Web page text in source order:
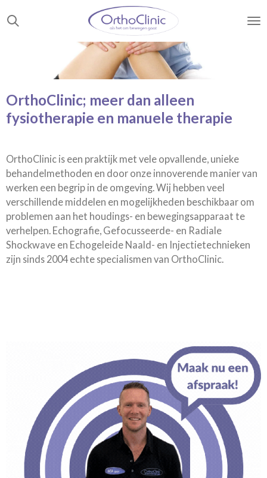
Ga
direct
hoofdinhoud
OrthoClinic; meer dan alleen
fysiotherapie en manuele therapie
OrthoClinic is een praktijk met vele opvallende, unieke
behandelmethoden en door onze innoverende manier van
werken een begrip in de omgeving. Wij hebben veel
verschillende middelen en mogelijkheden beschikbaar om
problemen aan het houdings- en bewegingsapparaat te
verhelpen. Echografie, Gefocusseerde- en Radiale
Shockwave en Echogeleide Naald- en Injectietechnieken
zijn sinds 2004 echte specialismen van OrthoClinic.